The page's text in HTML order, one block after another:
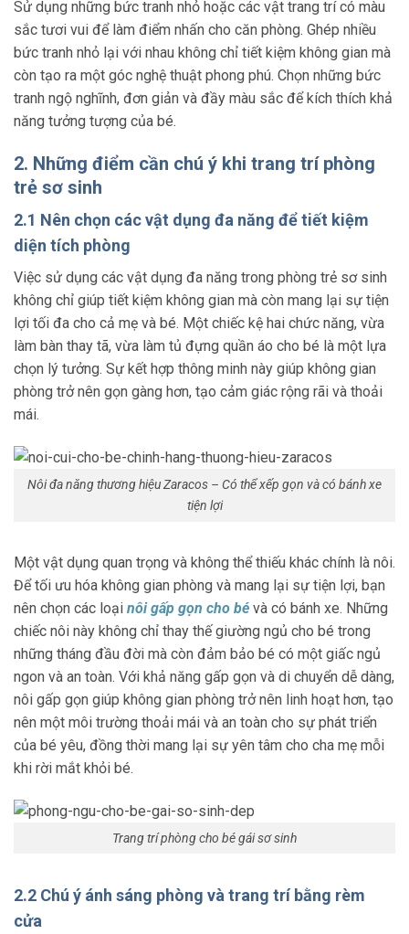
Sử dụng những bức tranh nhỏ hoặc các vật trang trí có màu
sắc tươi vui để làm điểm nhấn cho căn phòng. Ghép nhiều
bức tranh nhỏ lại với nhau không chỉ tiết kiệm không gian mà
còn tạo ra một góc nghệ thuật phong phú. Chọn những bức
tranh ngộ nghĩnh, đơn giản và đầy màu sắc để kích thích khả
năng tưởng tượng của bé.
2. Những điểm cần chú ý khi trang trí phòng
trẻ sơ sinh
2.1 Nên chọn các vật dụng đa năng để tiết kiệm
diện tích phòng
Việc sử dụng các vật dụng đa năng trong phòng trẻ sơ sinh
không chỉ giúp tiết kiệm không gian mà còn mang lại sự tiện
lợi tối đa cho cả mẹ và bé. Một chiếc kệ hai chức năng, vừa
làm bàn thay tã, vừa làm tủ đựng quần áo cho bé là một lựa
chọn lý tưởng. Sự kết hợp thông minh này giúp không gian
phòng trở nên gọn gàng hơn, tạo cảm giác rộng rãi và thoải
mái.
Nôi đa năng thương hiệu Zaracos – Có thể xếp gọn và có bánh xe
tiện lợi
Một vật dụng quan trọng và không thể thiếu khác chính là nôi.
Để tối ưu hóa không gian phòng và mang lại sự tiện lợi, bạn
nên chọn các loại nôi gấp gọn cho bé và có bánh xe. Những
chiếc nôi này không chỉ thay thế giường ngủ cho bé trong
những tháng đầu đời mà còn đảm bảo bé có một giấc ngủ
ngon và an toàn. Với khả năng gấp gọn và di chuyển dễ dàng,
nôi gấp gọn giúp không gian phòng trở nên linh hoạt hơn, tạo
nên một môi trường thoải mái và an toàn cho sự phát triển
của bé yêu, đồng thời mang lại sự yên tâm cho cha mẹ mỗi
khi rời mắt khỏi bé.
Trang trí phòng cho bé gái sơ sinh
2.2 Chú ý ánh sáng phòng và trang trí bằng rèm
cửa